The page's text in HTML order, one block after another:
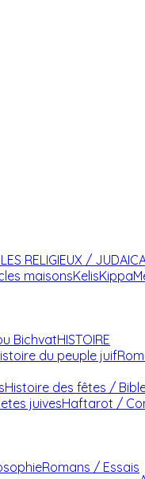
RELIGIEUX /
maisonsKelisKippa
BichvatHISTOIRE
du peuple juif
Histoire des fêtes /
juivesHaftarot /
Romans / Essais